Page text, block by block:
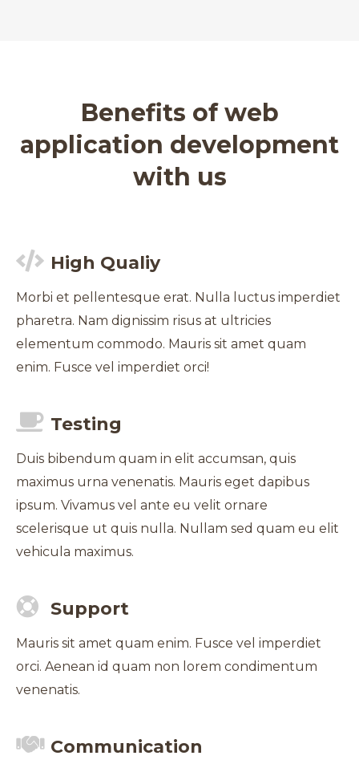
Benefits of web
application development
with us
High Qualiy
Morbi et pellentesque erat. Nulla luctus imperdiet
pharetra. Nam dignissim risus at ultricies
elementum commodo. Mauris sit amet quam
enim. Fusce vel imperdiet orci!
Testing
Duis bibendum quam in elit accumsan, quis
maximus urna venenatis. Mauris eget dapibus
ipsum. Vivamus vel ante eu velit ornare
scelerisque ut quis nulla. Nullam sed quam eu elit
vehicula maximus.
Support
Mauris sit amet quam enim. Fusce vel imperdiet
orci. Aenean id quam non lorem condimentum
venenatis.
Communication